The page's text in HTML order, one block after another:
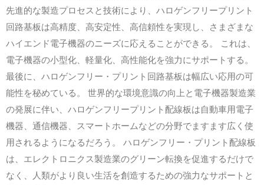
先進的な製造プロセスと技術により、ハロゲンフリープリント
回路基板は高精度、高安定性、高信頼性を実現し、さまざまな
ハイエンド電子機器のニーズに応えることができる。 これは、
電子機器の小型化、軽量化、高性能化を強力にサポートする。
最後に、ハロゲンフリー・プリント回路基板は幅広い応用の可
能性を秘めている。 世界的な環境意識の向上と電子機器製造業
の発展に伴い、ハロゲンフリープリント配線板は自動車用電子
機器、通信機器、スマートホームなどの分野でますます広く使
用されるようになるだろう。 ハロゲンフリー・プリント配線板
は、エレクトロニクス製造業のグリーン転換を促進するだけで
なく、人類がより良い生活を創造するための強力なサポートと